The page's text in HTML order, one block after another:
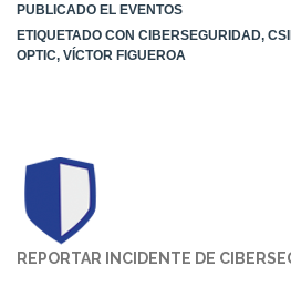
PUBLICADO EL EVENTOS
ETIQUETADO CON CIBERSEGURIDAD,
OPTIC, VÍCTOR FIGUEROA
REPORTAR INCIDENTE DE